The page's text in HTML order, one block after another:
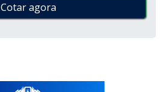
Cotar agora